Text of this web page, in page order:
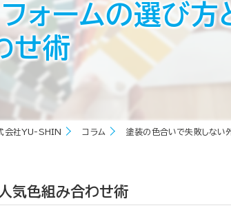
マンション
サイディング
シーリング
屋根
ォームの選び
せ術
会社YU-SHIN コラム 塗装の色合いで失敗しない
気色組み合わせ術